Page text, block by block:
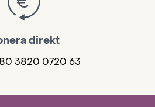
direkt
3820 0720 63